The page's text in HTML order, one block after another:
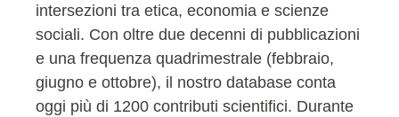
intersezioni tra etica, economia e scienze
sociali. Con oltre due decenni di pubblicazioni
e una frequenza quadrimestrale (febbraio,
giugno e ottobre), il nostro database conta
oggi più di 1200 contributi scientifici. Durante